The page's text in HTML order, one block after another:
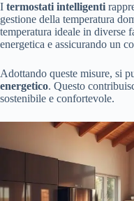
I termostati intelligenti
gestione della temperatura
temperatura ideale in diverse
energetica e assicurando un
Adottando queste misure, si
energetico. Questo
sostenibile e confortevole.